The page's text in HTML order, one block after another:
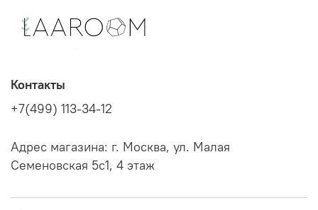
Контакты
+7(499) 113-34-12
Адрес магазина: г. Москва, ул. Малая
Семеновская 5с1, 4 этаж